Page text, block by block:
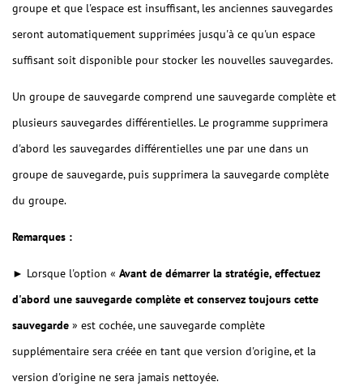
groupe et que l'espace est insuffisant, les anciennes sauvegardes
seront automatiquement supprimées jusqu'à ce qu'un espace
suffisant soit disponible pour stocker les nouvelles sauvegardes.
Un groupe de sauvegarde comprend une sauvegarde complète et
plusieurs sauvegardes différentielles. Le programme supprimera
d'abord les sauvegardes différentielles une par une dans un
groupe de sauvegarde, puis supprimera la sauvegarde complète
du groupe.
Remarques :
► Lorsque l'option « Avant de démarrer la stratégie, effectuez
d'abord une sauvegarde complète et conservez toujours cette
sauvegarde » est cochée, une sauvegarde complète
supplémentaire sera créée en tant que version d'origine, et la
version d'origine ne sera jamais nettoyée.